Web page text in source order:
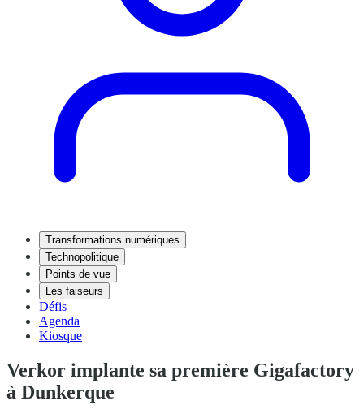
Transformations numériques
Technopolitique
Points de vue
Les faiseurs
Défis
Agenda
Kiosque
Verkor implante sa première Gigafactory
à Dunkerque